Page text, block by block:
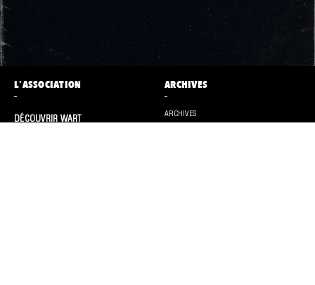
L'ASSOCIATION
DÉCOUVRIR WART
ARCHIVES
ARCHIVES